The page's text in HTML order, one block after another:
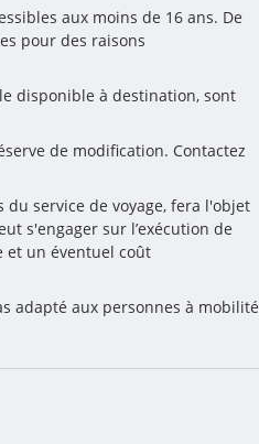
aux moins de 16 ans. De
pour des raisons
disponible à destination, sont
de modification. Contactez
service de voyage, fera l'objet
s'engager sur l’exécution de
et un éventuel coût
adapté aux personnes à mobilité